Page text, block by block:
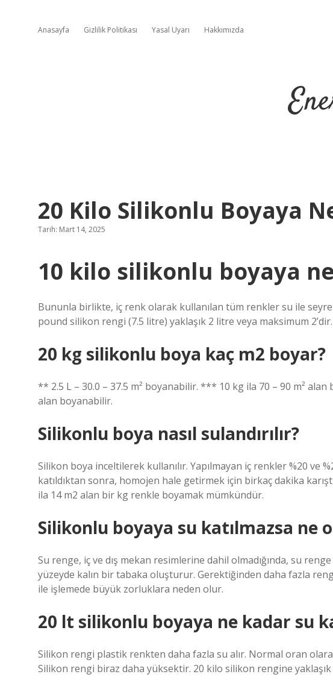
Anasayfa Gizlilik Politikası Yasal Uyarı Hakkımızda
20 Kilo Silikonlu Boyaya
Tarih: Mart 14, 2025
10 kilo silikonlu boyaya
Bununla birlikte, iç renk olarak kullanılan tüm renkler su ile
pound silikon rengi (7.5 litre) yaklaşık 2 litre veya maksimum 2’dir.
20 kg silikonlu boya kaç m2 boyar?
** 2.5 L – 30.0 – 37.5 m² boyanabilir. *** 10 kg ila 70 – 90 m²
alan boyanabilir.
Silikonlu boya nasıl sulandırılır?
Silikon boya inceltilerek kullanılır. Yapılmayan iç renkler %20 ve
katıldıktan sonra, homojen hale getirmek için birkaç dakika
ila 14 m2 alan bir kg renkle boyamak mümkündür.
Silikonlu boyaya su katılmazsa ne
Su renge, iç ve dış mekan resimlerine dahil olmadığında, su
yüzeyde kalın bir tabaka oluşturur. Gerektiğinden daha fazla
ile işlemede büyük zorluklara neden olur.
20 lt silikonlu boyaya ne kadar su
Silikon rengi plastik renkten daha fazla su alır. Normal oran
Silikon rengi biraz daha yüksektir. 20 kilo silikon rengine